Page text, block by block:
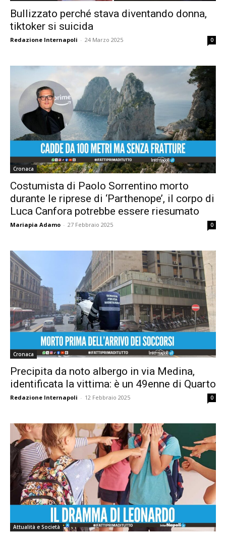
Bullizzato perché stava diventando donna,
tiktoker si suicida
Redazione Internapoli - 24 Marzo 2025 0
Cronaca
Costumista di Paolo Sorrentino morto
durante le riprese di ‘Parthenope’, il corpo di
Luca Canfora potrebbe essere riesumato
Mariapia Adamo - 27 Febbraio 2025 0
Cronaca
Precipita da noto albergo in via Medina,
identificata la vittima: è un 49enne di Quarto
Redazione Internapoli - 12 Febbraio 2025 0
Attualità e Società